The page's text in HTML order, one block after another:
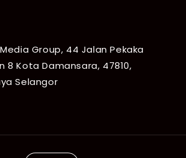
Group, 44 Jalan Pekaka
8 Kota Damansara, 47810,
Selangor